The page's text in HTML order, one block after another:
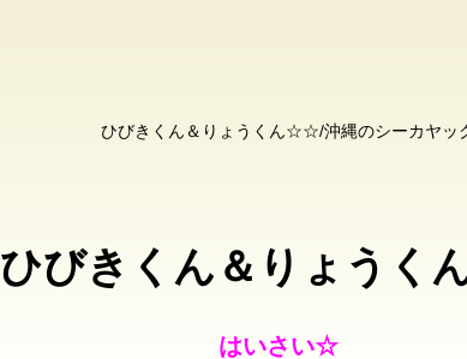
ひびきくん＆りょうくん☆☆/沖縄のシーカヤッ
ひびきくん＆りょう
はいさい☆